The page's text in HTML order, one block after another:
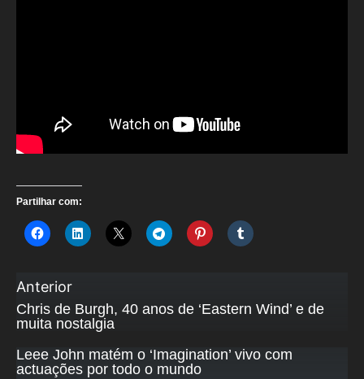
Partilhar com:
Anterior
Chris de Burgh, 40 anos de ‘Eastern Wind’ e de
muita nostalgia
Leee John matém o ‘Imagination’ vivo com
actuações por todo o mundo